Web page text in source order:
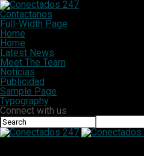
Contactanos
Full-Width Page
Home
Home
Latest News
Meet The Team
Noticias
Publicidad
Sample Page
Typography
Connect with us